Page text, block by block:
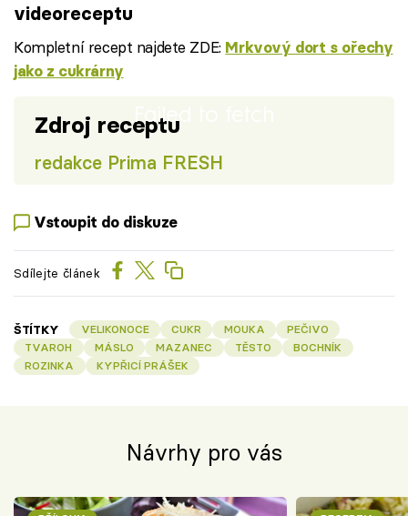
videoreceptu
Kompletní recept najdete ZDE: Mrkvový dort s ořechy
jako z cukrárny
Failed to fetch
Zdroj receptu
redakce Prima FRESH
Vstoupit do diskuze
Sdílejte článek
ŠTÍTKY VELIKONOCE CUKR MOUKA
PEČIVO
TVAROH
MÁSLO MAZANEC TĚSTO
BOCHNÍK
ROZINKA
KYPŘICÍ PRÁŠEK
Návrhy pro vás